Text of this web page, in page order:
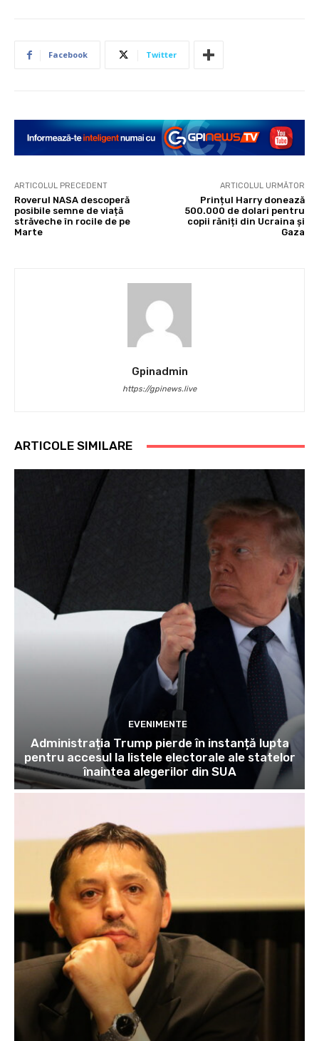
Facebook Twitter
ARTICOLUL PRECEDENT
Roverul NASA descoperă
posibile semne de viață
străveche în rocile de pe
Marte
ARTICOLUL URMĂTOR
Prințul Harry donează
500.000 de dolari pentru
copii răniți din Ucraina și
Gaza
Gpinadmin
https://gpinews.live
ARTICOLE SIMILARE
EVENIMENTE
Administrația Trump pierde în instanță lupta
pentru accesul la listele electorale ale statelor
înaintea alegerilor din SUA